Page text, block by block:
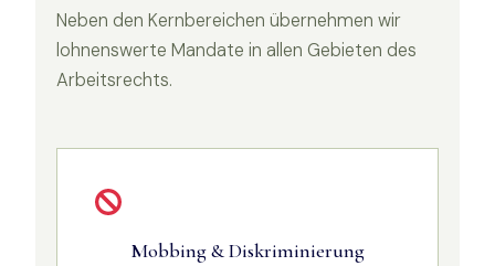
Neben den Kernbereichen übernehmen wir
lohnenswerte Mandate in allen Gebieten des
Arbeitsrechts.
Mobbing & Diskriminierung